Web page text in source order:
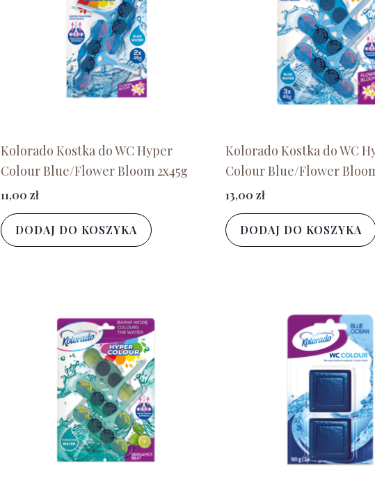
Kolorado Kostka do WC Hyper
Colour Blue/Flower Bloom 2x45g
11,00 zł
DODAJ DO KOSZYKA
Kolorado Kostka do WC
Colour Blue/Flower
13,00 zł
DODAJ DO KOSZYKA